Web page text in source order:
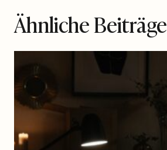
Ähnliche Beiträge